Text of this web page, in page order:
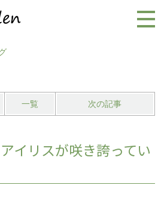
一覧 次の記事
イリスが咲き誇ってい